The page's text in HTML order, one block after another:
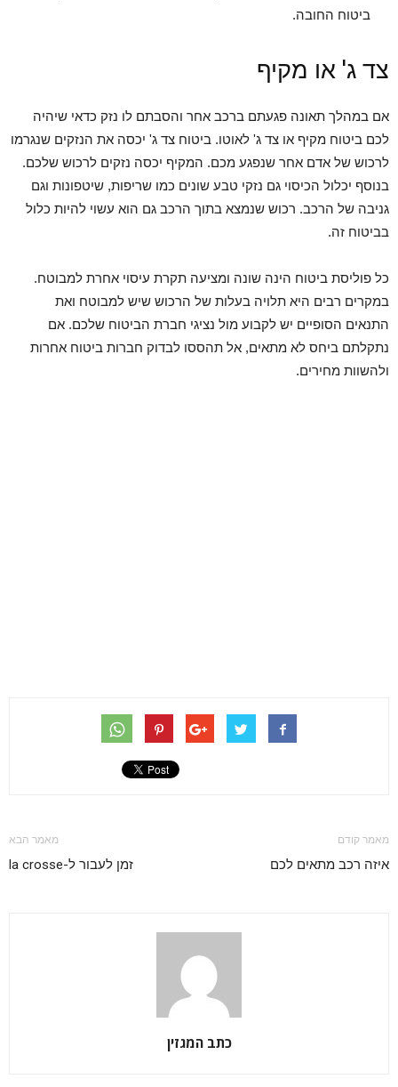
ביטוח החובה.
צד ג' או מקיף
אם במהלך תאונה פגעתם ברכב אחר והסבתם לו נזק כדאי שיהיה
לכם ביטוח מקיף או צד ג' לאוטו. ביטוח צד ג' יכסה את הנזקים שנגרמו
לרכוש של אדם אחר שנפגע מכם. המקיף יכסה נזקים לרכוש שלכם.
בנוסף יכלול הכיסוי גם נזקי טבע שונים כמו שריפות, שיטפונות וגם
גניבה של הרכב. רכוש שנמצא בתוך הרכב גם הוא עשוי להיות כלול
בביטוח זה.
כל פוליסת ביטוח הינה שונה ומציעה תקרת עיסוי אחרת למבוטח.
במקרים רבים היא תלויה בעלות של הרכוש שיש למבוטח ואת
התנאים הסופיים יש לקבוע מול נציגי חברת הביטוח שלכם. אם
נתקלתם ביחס לא מתאים, אל תהססו לבדוק חברות ביטוח אחרות
ולהשוות מחירים.
מאמר קודם
איזה רכב מתאים לכם
מאמר הבא
זמן לעבור ל-la crosse
כתב המגזין